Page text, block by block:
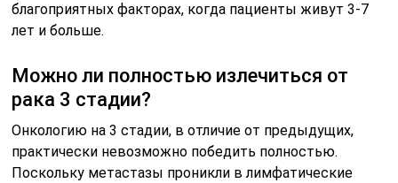
благоприятных факторах, когда пациенты живут 3-7
лет и больше.
Можно ли полностью излечиться от
рака 3 стадии?
Онкологию на 3 стадии, в отличие от предыдущих,
практически невозможно победить полностью.
Поскольку метастазы проникли в лимфатические